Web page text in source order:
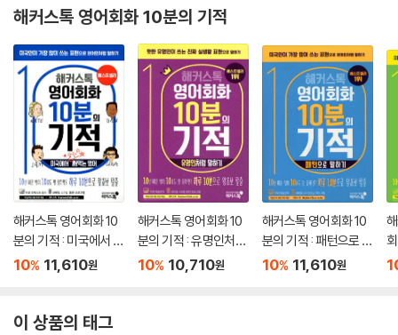
해커스톡 영어회화 10분의 기적
해커스톡 영어회화 10
분의 기적 : 미국에서 당
장 써먹는 영어
10% 11,610원
해커스톡 영어회화 10
분의 기적 : 유명인처럼
말하기
10% 10,710원
해커스톡 영어회화 10
분의 기적 : 패턴으로 말
하기
10% 11,610원
이 상품의 태그